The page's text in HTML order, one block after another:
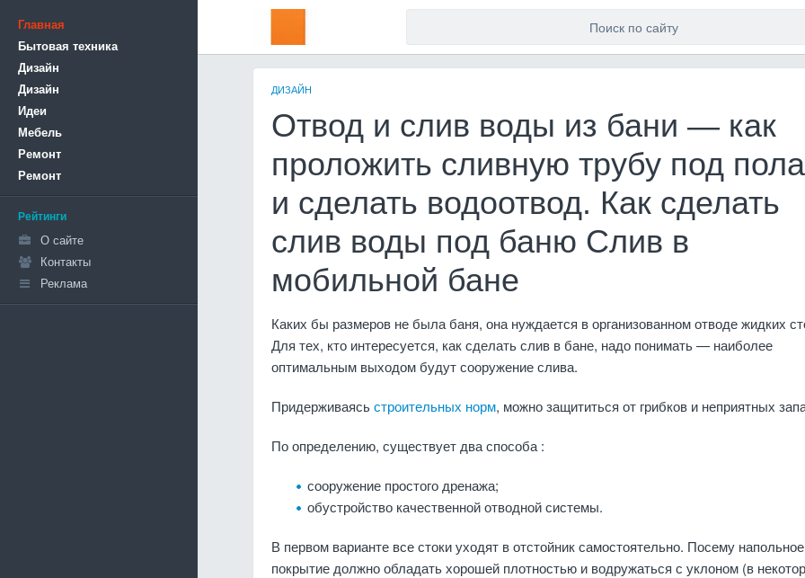
Главная
Бытовая техника
Дизайн
Дизайн
Идеи
Мебель
Ремонт
Ремонт
Рейтинги
О сайте
Контакты
Реклама
ДИЗАЙН
Отвод и слив воды из бани — как
проложить сливную трубу под
и сделать водоотвод. Как сделать
слив воды под баню Слив в
мобильной бане
Каких бы размеров не была баня, она нуждается в организованном отводе жидких
Для тех, кто интересуется, как сделать слив в бане, надо понимать — наиболее
оптимальным выходом будут сооружение слива.
Придерживаясьстроительных норм, можно защититься от грибков и неприятных
По определению, существует два способа :
сооружение простого дренажа;
обустройство качественной отводной системы.
В первом варианте все стоки уходят в отстойник самостоятельно. Посему напольное
покрытие должно обладать хорошей плотностью и водружаться с уклоном (в